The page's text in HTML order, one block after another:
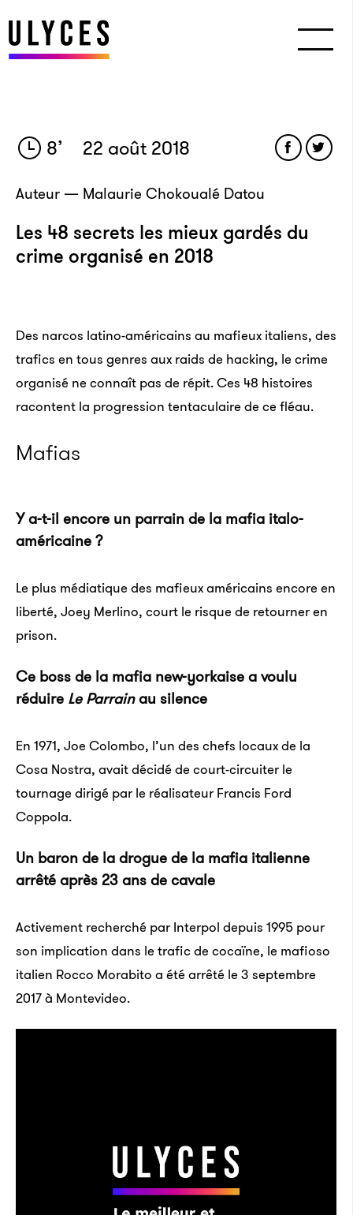
8’ 22 août 2018
Auteur — Malaurie Chokoualé Datou
Les 48 secrets les mieux gardés du
crime organisé en 2018
Des narcos latino-américains au mafieux italiens, des
trafics en tous genres aux raids de hacking, le crime
organisé ne connaît pas de répit. Ces 48 histoires
racontent la progression tentaculaire de ce fléau.
Mafias
Y a-t-il encore un parrain de la mafia italo-
américaine ?
Le plus médiatique des mafieux américains encore en
liberté, Joey Merlino, court le risque de retourner en
prison.
Ce boss de la mafia new-yorkaise a voulu
réduire Le Parrainau silence
En 1971, Joe Colombo, l’un des chefs locaux de la
Cosa Nostra, avait décidé de court-circuiter le
tournage dirigé par le réalisateur Francis Ford
Coppola.
Un baron de la drogue de la mafia italienne
arrêté après 23 ans de cavale
Activement recherché par Interpol depuis 1995 pour
son implication dans le trafic de cocaïne, le mafioso
italien Rocco Morabito a été arrêté le 3 septembre
2017 à Montevideo.